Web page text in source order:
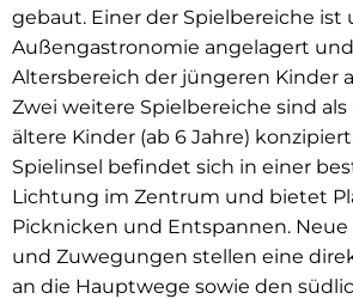
gebaut. Einer der Spielbereiche
Außengastronomie angelagert
Altersbereich der jüngeren Kinder
Zwei weitere Spielbereiche sind
ältere Kinder (ab 6 Jahre)
Spielinsel befindet sich in einer
Lichtung im Zentrum und bietet
Picknicken und Entspannen.
und Zuwegungen stellen eine
an die Hauptwege sowie den